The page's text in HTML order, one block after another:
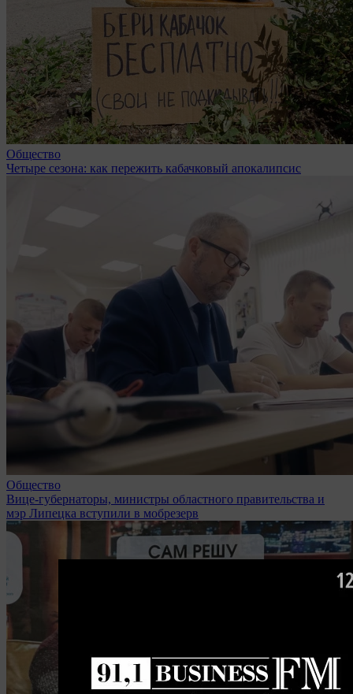
Общество
Четыре сезона: как пережить кабачковый апокалипсис
Общество
Вице-губернаторы, министры областного правительства и
мэр Липецка вступили в мобрезерв